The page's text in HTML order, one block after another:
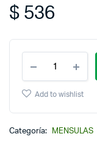
$536
Add to wishlist
Categoría: MENSULAS